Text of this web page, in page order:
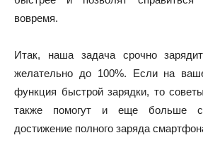
вовремя.
Итак, наша задача срочно
желательно до 100%. Если на
функция быстрой зарядки, то
также помогут и еще больше
достижение полного заряда